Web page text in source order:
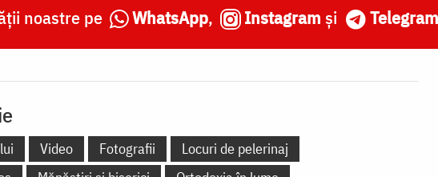
noastre pe WhatsApp, Instagram și Telegram
Video Fotografii
Locuri de pelerinaj